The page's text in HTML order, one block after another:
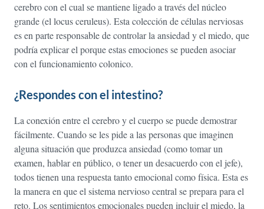
cerebro con el cual se mantiene ligado a través del núcleo
grande (el locus ceruleus). Esta colección de células nerviosas
es en parte responsable de controlar la ansiedad y el miedo, que
podría explicar el porque estas emociones se pueden asociar
con el funcionamiento colonico.
¿Respondes con el intestino?
La conexión entre el cerebro y el cuerpo se puede demostrar
fácilmente. Cuando se les pide a las personas que imaginen
alguna situación que produzca ansiedad (como tomar un
examen, hablar en público, o tener un desacuerdo con el jefe),
todos tienen una respuesta tanto emocional como física. Esta es
la manera en que el sistema nervioso central se prepara para el
reto. Los sentimientos emocionales pueden incluir el miedo, la